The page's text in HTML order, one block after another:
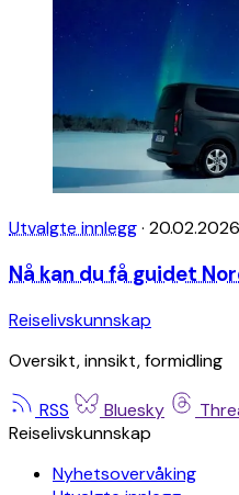
Utvalgte innlegg· 20.02.2026
Nå kan du få guidet
Reiselivskunnskap
Oversikt, innsikt, formidling
RSS Bluesky
Reiselivskunnskap
Nyhetsovervåking